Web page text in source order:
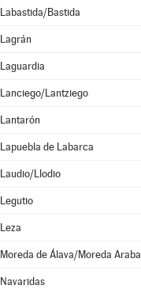
Labastida/Bastida
Lagrán
Laguardia
Lanciego/Lantziego
Lantarón
Lapuebla de Labarca
Laudio/Llodio
Legutio
Leza
Moreda de Álava/Moreda Araba
Navaridas